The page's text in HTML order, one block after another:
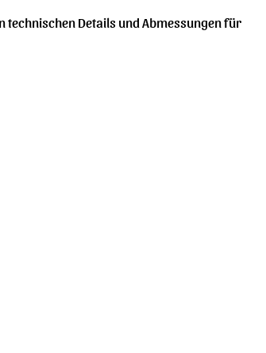
technischen Details und Abmessungen für